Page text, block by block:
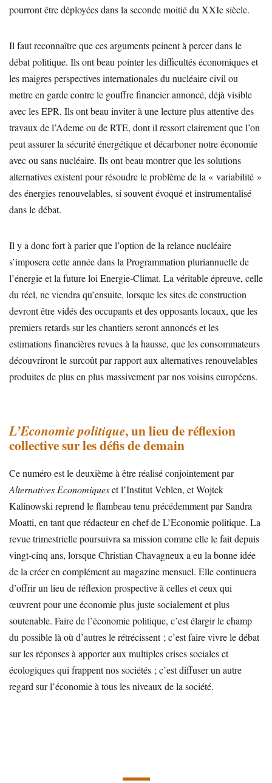
pourront être déployées dans la seconde moitié du XXIe siècle.
Il faut reconnaître que ces arguments peinent à percer dans le
débat politique. Ils ont beau pointer les difficultés économiques et
les maigres perspectives internationales du nucléaire civil ou
mettre en garde contre le gouffre financier annoncé, déjà visible
avec les EPR. Ils ont beau inviter à une lecture plus attentive des
travaux de l’Ademe ou de RTE, dont il ressort clairement que l’on
peut assurer la sécurité énergétique et décarboner notre économie
avec ou sans nucléaire. Ils ont beau montrer que les solutions
alternatives existent pour résoudre le problème de la « variabilité »
des énergies renouvelables, si souvent évoqué et instrumentalisé
dans le débat.
Il y a donc fort à parier que l’option de la relance nucléaire
s’imposera cette année dans la Programmation pluriannuelle de
l’énergie et la future loi Energie-Climat. La véritable épreuve, celle
du réel, ne viendra qu’ensuite, lorsque les sites de construction
devront être vidés des occupants et des opposants locaux, que les
premiers retards sur les chantiers seront annoncés et les
estimations financières revues à la hausse, que les consommateurs
découvriront le surcoût par rapport aux alternatives renouvelables
produites de plus en plus massivement par nos voisins européens.
L’Economie politique, un lieu de réflexion
collective sur les défis de demain
Ce numéro est le deuxième à être réalisé conjointement par
Alternatives Economiqueset l’Institut Veblen, et Wojtek
Kalinowski reprend le flambeau tenu précédemment par Sandra
Moatti, en tant que rédacteur en chef de L’Economie politique. La
revue trimestrielle poursuivra sa mission comme elle le fait depuis
vingt-cinq ans, lorsque Christian Chavagneux a eu la bonne idée
de la créer en complément au magazine mensuel. Elle continuera
d’offrir un lieu de réflexion prospective à celles et ceux qui
œuvrent pour une économie plus juste socialement et plus
soutenable. Faire de l’économie politique, c’est élargir le champ
du possible là où d’autres le rétrécissent ; c’est faire vivre le débat
sur les réponses à apporter aux multiples crises sociales et
écologiques qui frappent nos sociétés ; c’est diffuser un autre
regard sur l’économie à tous les niveaux de la société.